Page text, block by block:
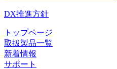
DX推進方針
トップページ
取扱製品一覧
新着情報
サポート